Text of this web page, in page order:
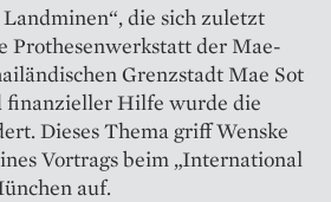
Landminen“, die sich zuletzt
Prothesenwerkstatt der Mae-
Grenzstadt Mae Sot
finanzieller Hilfe wurde die
Dieses Thema griff Wenske
Vortrags beim „International
auf.